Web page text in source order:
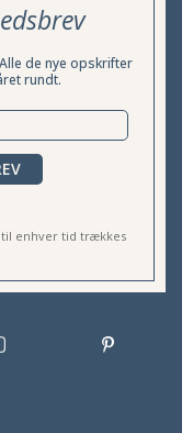
de nye opskrifter
rundt.
til enhver tid trækkes